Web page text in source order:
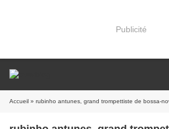
Publicité
Accueil » rubinho antunes, grand trompettiste de bossa-